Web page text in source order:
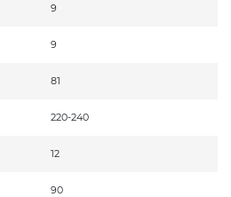
9
9
81
220-240
12
90